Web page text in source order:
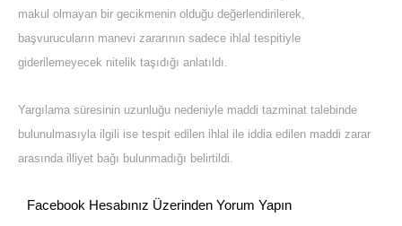
makul olmayan bir gecikmenin olduğu değerlendirilerek,
başvurucuların manevi zararının sadece ihlal tespitiyle
giderilemeyecek nitelik taşıdığı anlatıldı.
Yargılama süresinin uzunluğu nedeniyle maddi tazminat talebinde
bulunulmasıyla ilgili ise tespit edilen ihlal ile iddia edilen maddi zarar
arasında illiyet bağı bulunmadığı belirtildi.
Facebook Hesabınız Üzerinden Yorum Yapın